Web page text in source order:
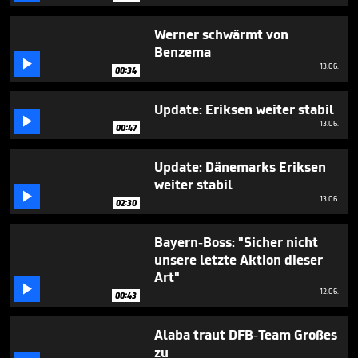
seconds
 00:34
Werner schwärmt von
Benzema
13.06.
 00:47
Update: Eriksen weiter stabil
13.06.
 02:30
Update: Dänemarks Eriksen
weiter stabil
13.06.
 00:43
Bayern-Boss: "Sicher nicht
unsere letzte Aktion dieser
Art"
12.06.
Alaba traut DFB-Team Großes
zu